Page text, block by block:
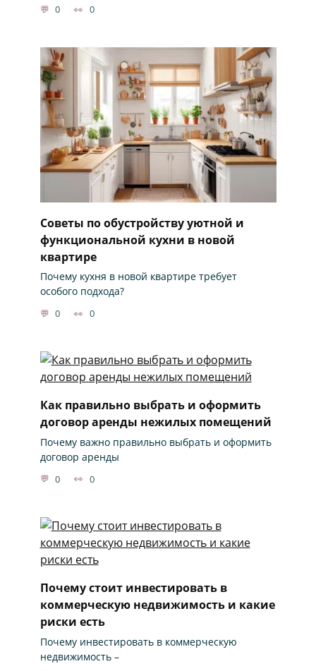
0 0
Советы по обустройству уютной и
функциональной кухни в новой
квартире
Почему кухня в новой квартире требует
особого подхода?
0 0
Как правильно выбрать и оформить
договор аренды нежилых помещений
Почему важно правильно выбрать и оформить
договор аренды
0 0
Почему стоит инвестировать в
коммерческую недвижимость и какие
риски есть
Почему инвестировать в коммерческую
недвижимость –